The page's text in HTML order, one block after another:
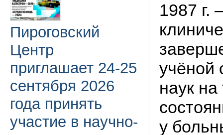
Пироговский
Центр
приглашает 24-25
сентября 2026
года принять
участие в научно-
1987 г.
учёной
наук
у